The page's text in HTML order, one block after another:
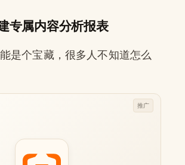
专属内容分析报表
是个宝藏，很多人不知道怎么
推广